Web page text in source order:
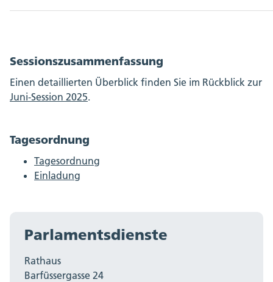
Sessionszusammenfassung
Einen detaillierten Überblick finden Sie im Rückblick zur
Juni-Session 2025.
Tagesordnung
Tagesordnung
Einladung
Parlamentsdienste
Rathaus
Barfüssergasse 24